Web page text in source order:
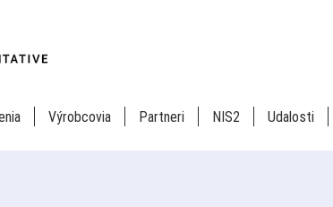
Výrobcovia Partneri NIS2 Udalosti